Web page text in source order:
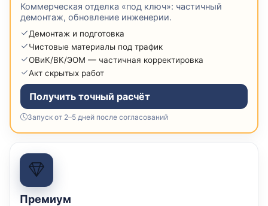
Коммерческая отделка «под ключ»: частичный
демонтаж, обновление инженерии.
Демонтаж и подготовка
Чистовые материалы под трафик
ОВиК/ВК/ЭОМ — частичная корректировка
Акт скрытых работ
Получить точный расчёт
Запуск от 2–5 дней после согласований
Премиум